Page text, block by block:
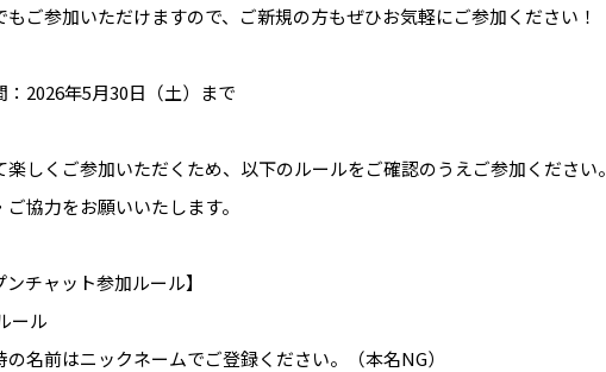
もご参加いただけますので、ご新規の方もぜひお気軽にご参加ください！
：2026年5月30日（土）まで
楽しくご参加いただくため、以下のルールをご確認のうえご参加ください。
ご協力をお願いいたします。
ンチャット参加ルール】
ール
の名前はニックネームでご登録ください。（本名NG）